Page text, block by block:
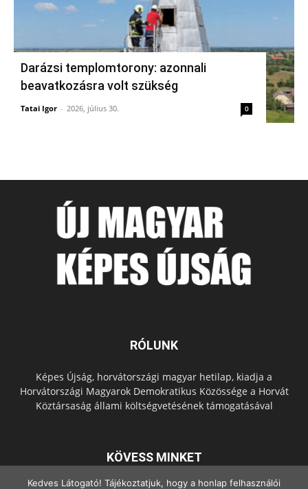
Darázsi templomtorony: azonnali
beavatkozásra volt szükség
Tatai Igor - 2026, július 30. 0
RÓLUNK
Képes Újság, horvátországi magyar hetilap, kiadja a
Horvátországi Magyarok Demokratikus Közössége a Horvát
Köztársaság állami költségvetésének támogatásával
KÖVESS MINKET
Kedves Látogató! Tájékoztatjuk, hogy a honlap felhasználói